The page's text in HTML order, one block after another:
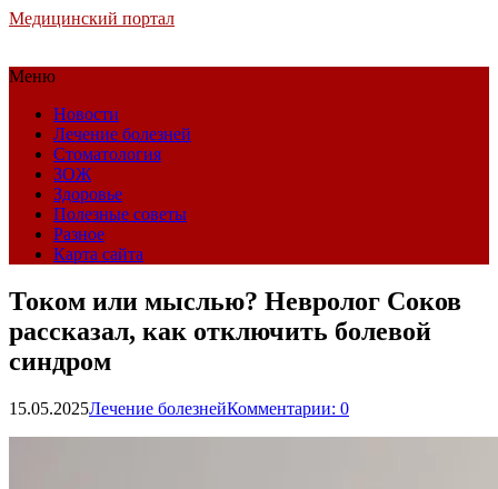
Медицинский портал
Меню
Новости
Лечение болезней
Стоматология
ЗОЖ
Здоровье
Полезные советы
Разное
Карта сайта
Током или мыслью? Невролог Соков
рассказал, как отключить болевой
синдром
15.05.2025Лечение болезнейКомментарии: 0